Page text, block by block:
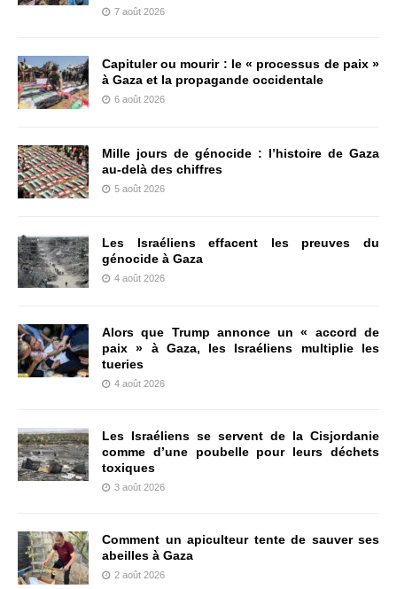
7 août 2026
Capituler ou mourir : le « processus de paix »
à Gaza et la propagande occidentale
6 août 2026
Mille jours de génocide : l’histoire de Gaza
au-delà des chiffres
5 août 2026
Les Israéliens effacent les preuves du
génocide à Gaza
4 août 2026
Alors que Trump annonce un « accord de
paix » à Gaza, les Israéliens multiplie les
tueries
4 août 2026
Les Israéliens se servent de la Cisjordanie
comme d’une poubelle pour leurs déchets
toxiques
3 août 2026
Comment un apiculteur tente de sauver ses
abeilles à Gaza
2 août 2026